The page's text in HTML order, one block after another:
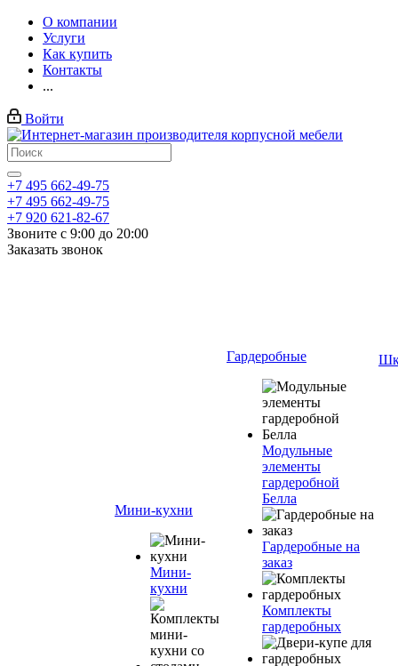
О компании
Услуги
Как купить
Контакты
...
Войти
+7 495 662-49-75
+7 495 662-49-75
+7 920 621-82-67
Звоните с 9:00 до 20:00
Заказать звонок
Мини-кухни
Мини-
кухни
Гардеробные
Модульные
элементы
гардеробной
Белла
Гардеробные на
заказ
Комплекты
гардеробных